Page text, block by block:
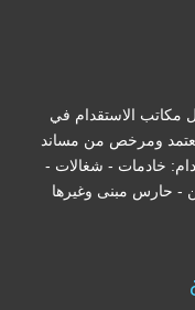
مكاتب الاستقدام في
معتمد ومرخص من مساند
خادمات - شغالات -
- حارس مبنى وغيرها